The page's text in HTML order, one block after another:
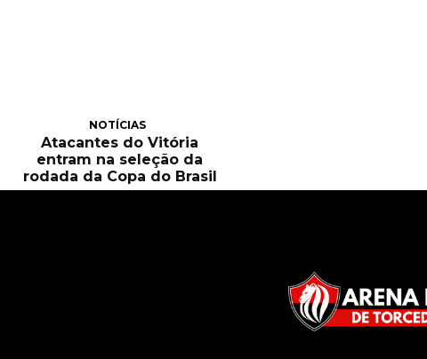
NOTÍCIAS
Atacantes do Vitória
entram na seleção da
rodada da Copa do Brasil